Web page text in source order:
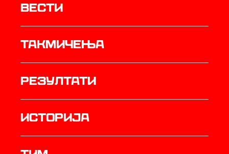
Вести
Такмичења
резултати
историја